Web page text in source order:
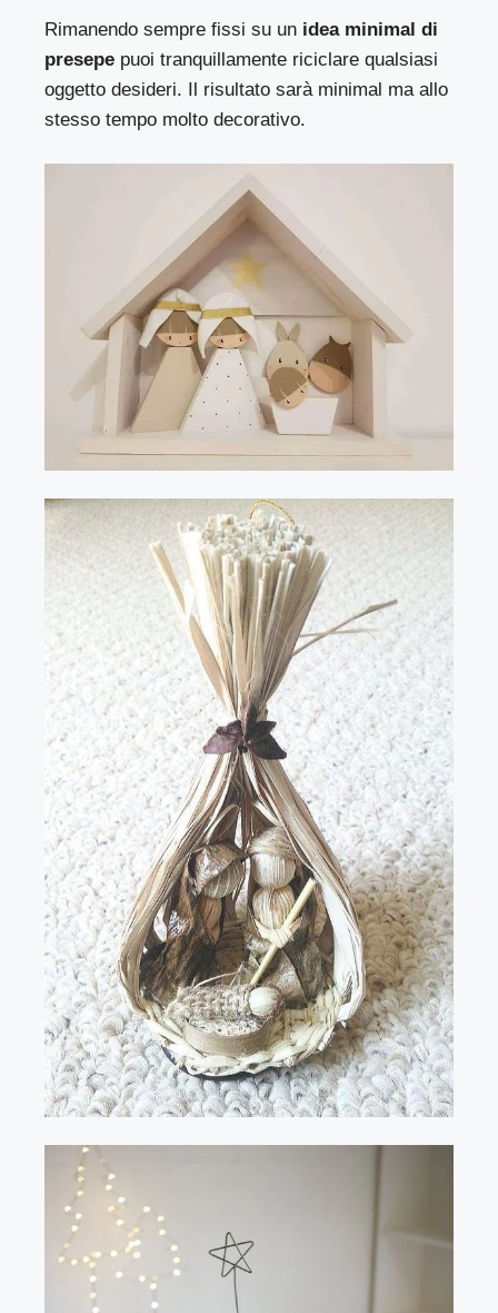
Rimanendo sempre fissi su un idea minimal di
presepe puoi tranquillamente riciclare qualsiasi
oggetto desideri. Il risultato sarà minimal ma allo
stesso tempo molto decorativo.